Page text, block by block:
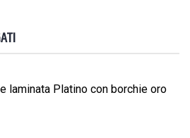
laminata Platino con borchie oro